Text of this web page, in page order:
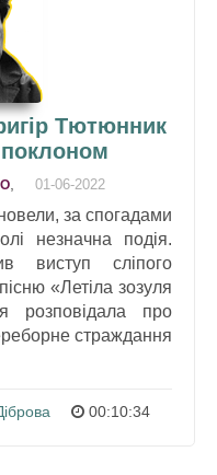
Тютюнник
, 01-06-2022
за спогадами
незначна подія.
виступ сліпого
«Летіла зозуля
розповідала про
страждання
00:10:34